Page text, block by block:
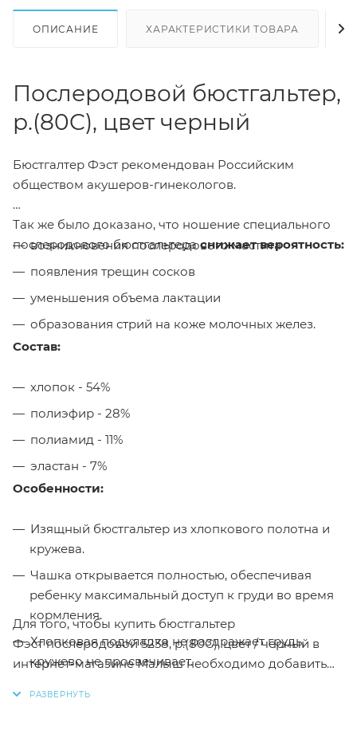
ОПИСАНИЕ ХАРАКТЕРИСТИКИ ТОВАРА
Послеродовой бюстгальтер,
р.(80C), цвет черный
Бюстгалтер Фэст рекомендован Российским
обществом акушеров-гинекологов.
Так же было доказано, что ношение специального
послеродового бюстгальтераснижает вероятность:
возникновения послеродового мастита
появления трещин сосков
уменьшения объема лактации
образования стрий на коже молочных желез.
Состав:
хлопок - 54%
полиэфир - 28%
полиамид - 11%
эластан - 7%
Особенности:
Изящный бюстгальтер из хлопкового полотна и
кружева.
Чашка открывается полностью, обеспечивая
ребенку максимальный доступ к груди во время
кормления.
Хлопковая подкладка не раздражает грудь,
кружево не просвечивает.
Для того, чтобы купить бюстгальтер
Фэст послеродовой 5238, р.(80C), цвет / черный в
интернет-магазине Малыш необходимо добавить